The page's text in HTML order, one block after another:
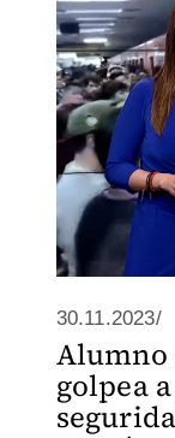
30.11.2023/
Alumno
golpea